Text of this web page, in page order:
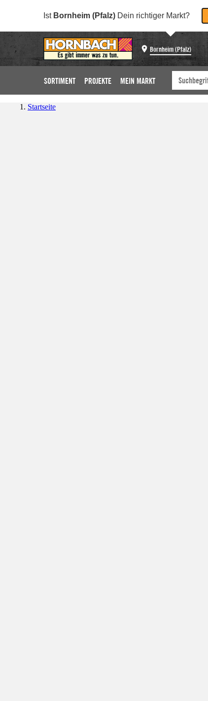
Ist Bornheim (Pfalz) Dein richtiger Markt?
Bornheim (Pfalz)
SORTIMENT PROJEKTE MEIN MARKT
Startseite